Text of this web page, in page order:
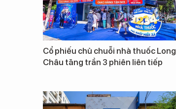
Cổ phiếu chủ chuỗi nhà thuốc Long
Châu tăng trần 3 phiên liên tiếp